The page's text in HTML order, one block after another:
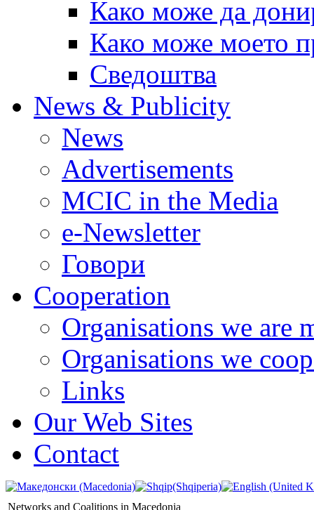
Како може да
Како може моето
Сведоштва
News & Publicity
News
Advertisements
MCIC in the Media
e-Newsletter
Говори
Cooperation
Organisations we are
Organisations we
Links
Our Web Sites
Contact
Networks and Coalitions in Macedonia